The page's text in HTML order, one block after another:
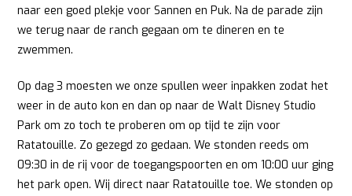
naar een goed plekje voor Sannen en Puk. Na de parade zijn
we terug naar de ranch gegaan om te dineren en te
zwemmen.
Op dag 3 moesten we onze spullen weer inpakken zodat het
weer in de auto kon en dan op naar de Walt Disney Studio
Park om zo toch te proberen om op tijd te zijn voor
Ratatouille. Zo gezegd zo gedaan. We stonden reeds om
09:30 in de rij voor de toegangspoorten en om 10:00 uur ging
het park open. Wij direct naar Ratatouille toe. We stonden op